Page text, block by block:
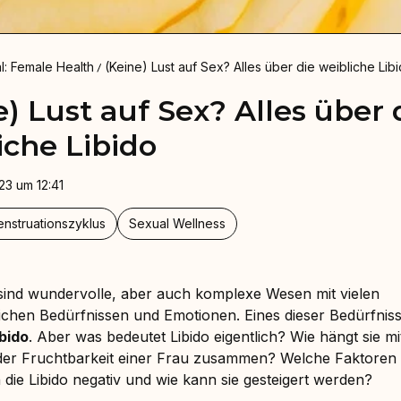
Female Health (Keine) Lust auf Sex? Alles über die weibliche
Lust auf Sex? Alles über
Libido
um 12:41
Sexual Wellness
wundervolle, aber auch komplexe Wesen mit vielen
Bedürfnissen und Emotionen. Eines dieser
. Aber was bedeutet Libido eigentlich? Wie hängt sie
Fruchtbarkeit einer Frau zusammen? Welche Faktoren
Libido negativ und wie kann sie gesteigert werden?